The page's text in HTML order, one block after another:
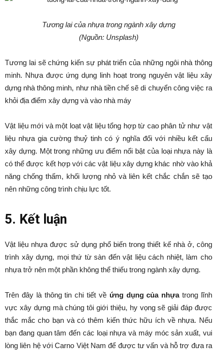
Tương lai của nhựa trong ngành xây dựng
(Nguồn: Unsplash)
Tương lai sẽ chứng kiến sự phát triển của những ngôi nhà thông
minh. Nhựa được ứng dụng linh hoạt trong nguyên vật liệu xây
dựng nhà thông minh, như nhà tiền chế sẽ di chuyển công việc ra
khỏi địa điểm xây dựng và vào nhà máy
Vật liệu mới và một loạt vật liệu tổng hợp từ cao phân tử như vật
liệu nhựa gia cường thuỷ tinh có ý nghĩa đối với nhiều kết cấu
xây dựng. Một trong những ưu điểm nổi bật của loại nhựa này là
có thể được kết hợp với các vật liệu xây dựng khác nhờ vào khả
năng chống thấm, khối lượng nhỏ và liên kết chắc chắn sẽ tạo
nên những công trình chịu lực tốt.
5. Kết luận
Vật liệu nhựa được sử dụng phổ biến trong thiết kế nhà ở, công
trình xây dựng, mọi thứ từ sàn đến vật liệu cách nhiệt, làm cho
nhựa trở nên một phần không thể thiếu trong ngành xây dựng.
Trên đây là thông tin chi tiết về ứng dụng của nhựatrong lĩnh
vực xây dựng mà chúng tôi giới thiệu, hy vọng sẽ giải đáp được
thắc mắc cho bạn và có thêm kiến thức hữu ích về nhựa. Nếu
bạn đang quan tâm đến các loại nhựa và máy móc sản xuất, vui
lòng liên hệ với Carno Việt Nam để được tư vấn và hỗ trợ đưa ra